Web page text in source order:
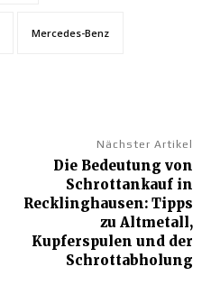
Mercedes-Benz
Nächster Artikel
Die Bedeutung von
Schrottankauf in
Recklinghausen: Tipps
zu Altmetall,
Kupferspulen und der
Schrottabholung